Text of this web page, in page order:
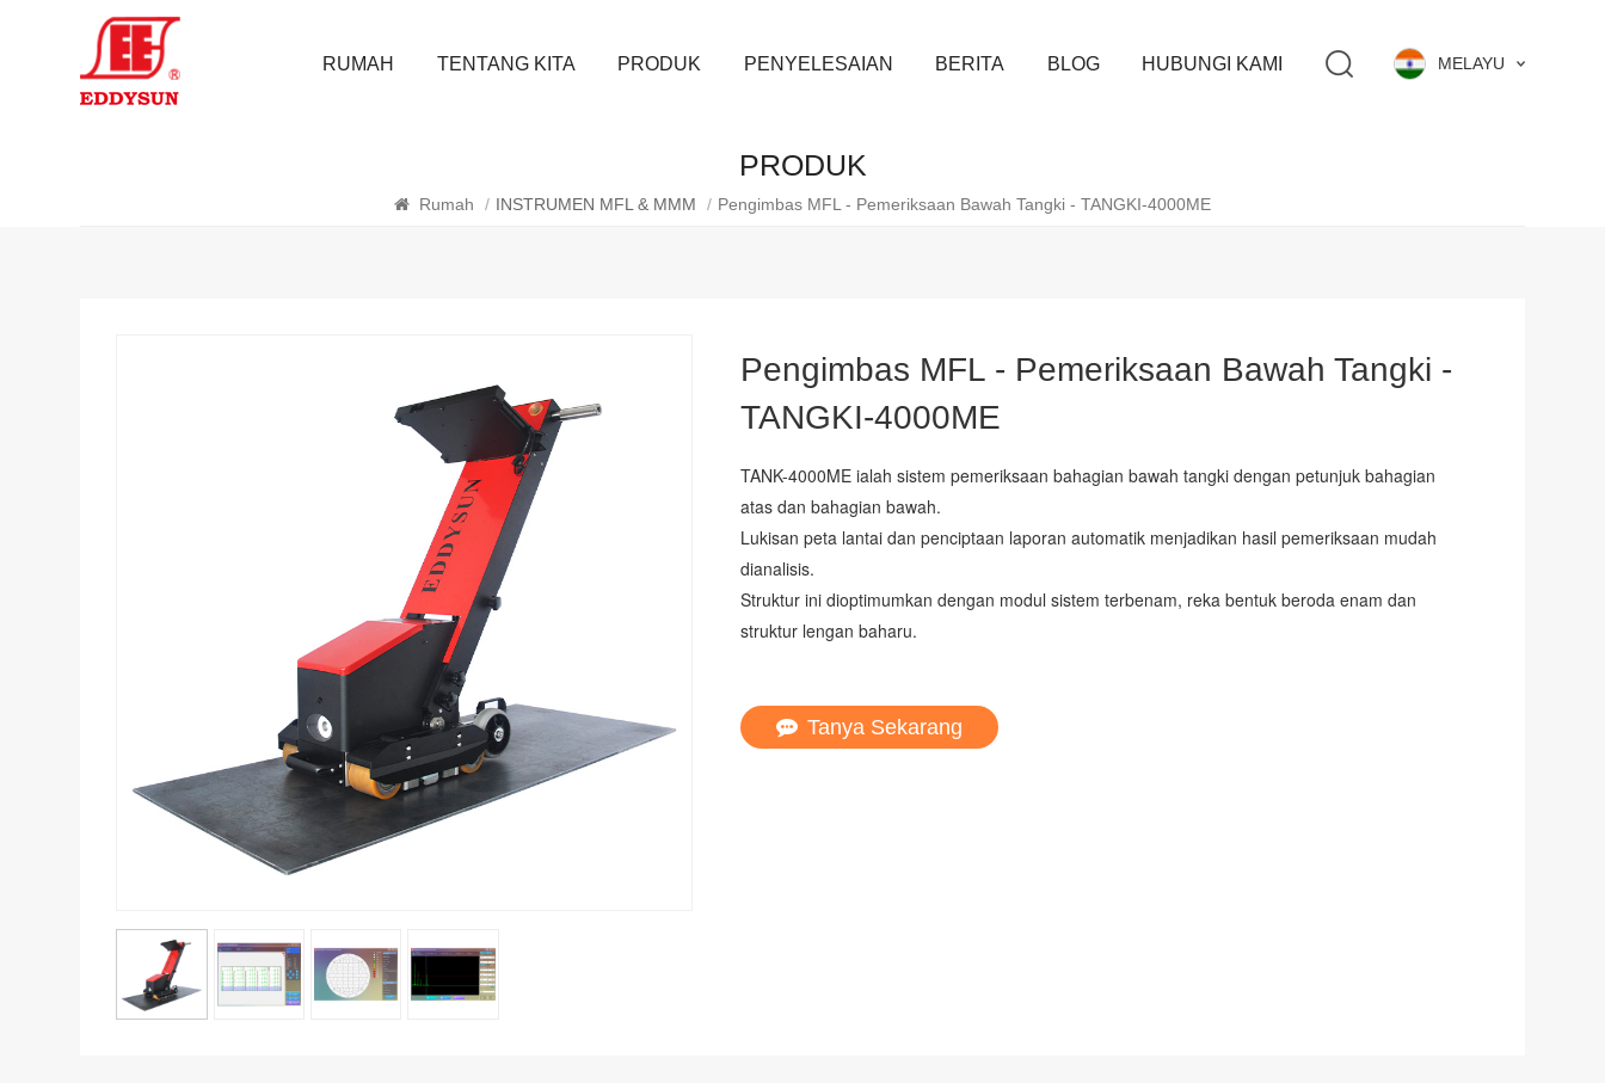
RUMAH TENTANG KITA PRODUK PENYELESAIAN BERITA BLOG HUBUNGI KAMI MELAYU
PRODUK
Rumah / INSTRUMEN MFL & MMM / Pengimbas MFL - Pemeriksaan Bawah Tangki - TANGKI-4000ME
Pengimbas MFL - Pemeriksaan Bawah Tangki -
TANGKI-4000ME
TANK-4000ME ialah sistem pemeriksaan bahagian bawah tangki dengan petunjuk bahagian
atas dan bahagian bawah.
Lukisan peta lantai dan penciptaan laporan automatik menjadikan hasil pemeriksaan mudah
dianalisis.
Struktur ini dioptimumkan dengan modul sistem terbenam, reka bentuk beroda enam dan
struktur lengan baharu.
Tanya Sekarang